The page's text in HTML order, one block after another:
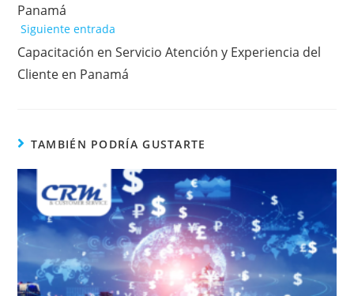
Panamá
Siguiente entrada
Capacitación en Servicio Atención y Experiencia del
Cliente en Panamá
TAMBIÉN PODRÍA GUSTARTE